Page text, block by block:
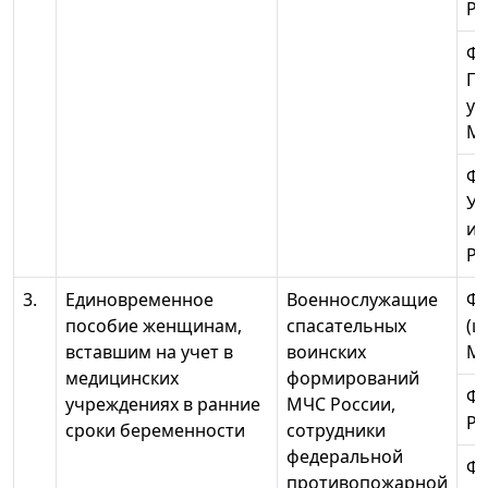
3.
Единовременное
пособие женщинам,
вставшим на учет в
медицинских
учреждениях в ранние
сроки беременности
Военнослужащие
спасательных
воинских
формирований
МЧС России,
сотрудники
федеральной
противопожарной